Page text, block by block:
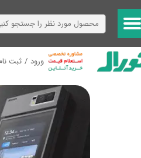
ورود / ثبت
حساب کاربری من
تغییر گذر واژه
خروج از حساب کاربری